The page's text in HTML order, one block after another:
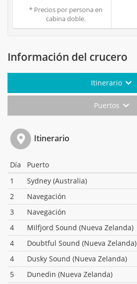
* Precios por persona en
cabina doble.
Información del crucero
Itinerario
Puertos
Itinerario
Día Puerto
1
Sydney (Australia)
2
Navegación
3
Navegación
4
Milfjord Sound (Nueva Zelanda)
4
Doubtful Sound (Nueva Zelanda)
4
Dusky Sound (Nueva Zelanda)
5
Dunedin (Nueva Zelanda)